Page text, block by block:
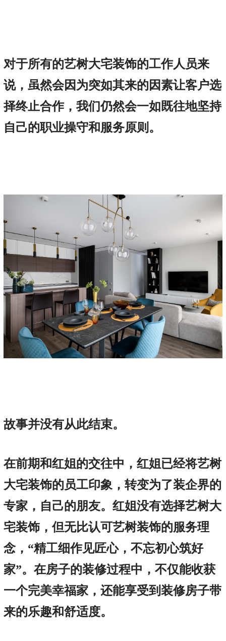
对于所有的艺树大宅装饰的工作人员来
说，虽然会因为突如其来的因素让客户选
择终止合作，我们仍然会一如既往地坚持
自己的职业操守和服务原则。
故事并没有从此结束。
在前期和红姐的交往中，红姐已经将艺树
大宅装饰的员工印象，转变为了装企界的
专家，自己的朋友。红姐没有选择艺树大
宅装饰，但无比认可艺树装饰的服务理
念，“精工细作见匠心，不忘初心筑好
家”。在房子的装修过程中，不仅能收获
一个完美幸福家，还能享受到装修房子带
来的乐趣和舒适度。